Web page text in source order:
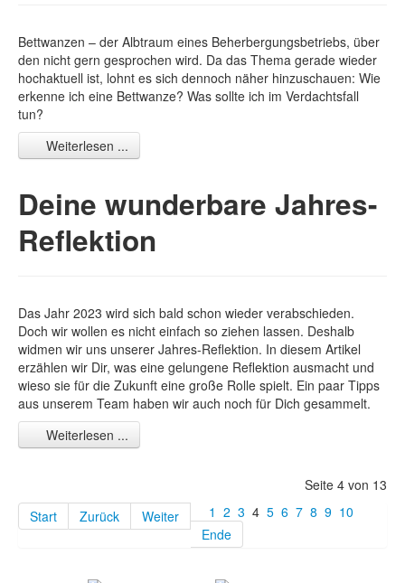
Bettwanzen – der Albtraum eines Beherbergungsbetriebs, über
den nicht gern gesprochen wird. Da das Thema gerade wieder
hochaktuell ist, lohnt es sich dennoch näher hinzuschauen: Wie
erkenne ich eine Bettwanze? Was sollte ich im Verdachtsfall
tun?
Weiterlesen ...
Deine wunderbare Jahres-
Reflektion
Das Jahr 2023 wird sich bald schon wieder verabschieden.
Doch wir wollen es nicht einfach so ziehen lassen. Deshalb
widmen wir uns unserer Jahres-Reflektion. In diesem Artikel
erzählen wir Dir, was eine gelungene Reflektion ausmacht und
wieso sie für die Zukunft eine große Rolle spielt. Ein paar Tipps
aus unserem Team haben wir auch noch für Dich gesammelt.
Weiterlesen ...
Seite 4 von 13
Start
Zurück 1 2 3 4 5 6 7 8 9 10
Weiter
Ende